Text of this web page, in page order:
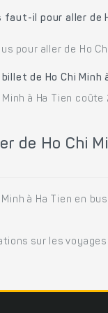
faut-il pour aller de
pour aller de Ho
de Ho Chi Minh
Minh à Ha Tien
de Ho Chi
à Ha Tien en
sur les